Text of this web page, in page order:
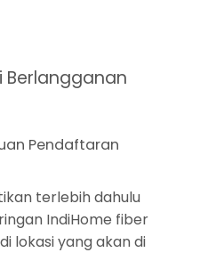
Berlangganan
Pendaftaran
terlebih dahulu
IndiHome fiber
lokasi yang akan di